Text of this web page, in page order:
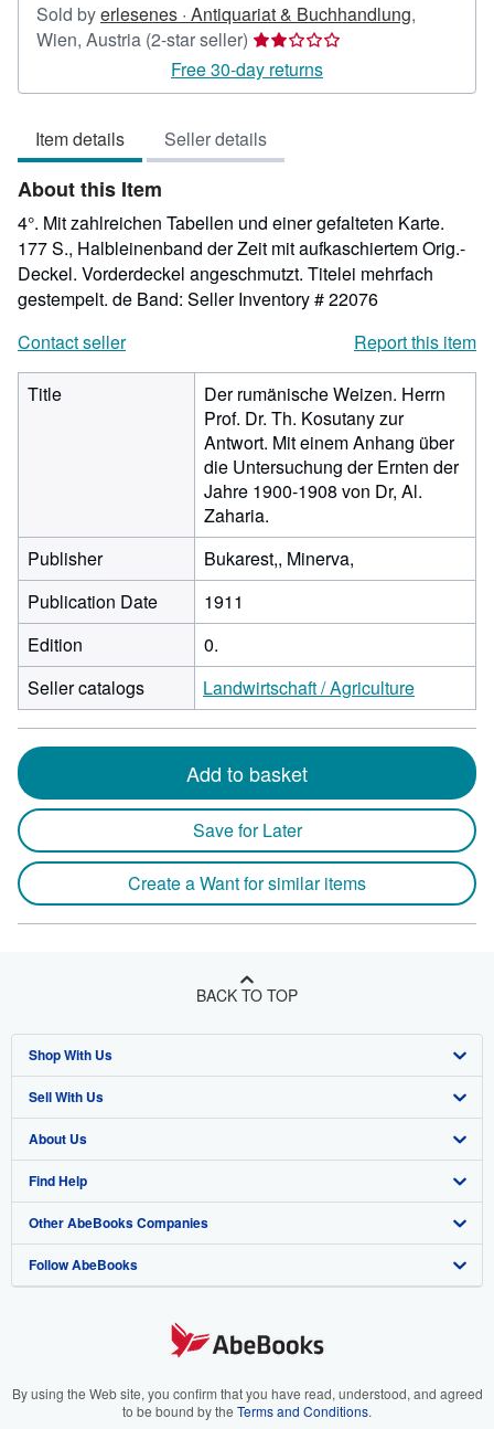
Sold byerlesenes · Antiquariat & Buchhandlung,
Wien, Austria (2-star seller) Seller
rating
2
of
5
Free 30-day returns
Item details Seller details
About this Item
4°. Mit zahlreichen Tabellen und einer gefalteten Karte.
177 S., Halbleinenband der Zeit mit aufkaschiertem Orig.-
Deckel. Vorderdeckel angeschmutzt. Titelei mehrfach
gestempelt. de Band: Seller Inventory # 22076
Contact seller
Report this item
Title
Der rumänische Weizen. Herrn
Prof. Dr. Th. Kosutany zur
Antwort. Mit einem Anhang über
die Untersuchung der Ernten der
Jahre 1900-1908 von Dr, Al.
Zaharia.
Publisher
Bukarest,, Minerva,
Publication Date
1911
Edition
0.
Seller catalogs
Landwirtschaft / Agriculture
Add to basket
Save for Later
Create a Want for similar items
BACK TO TOP
Shop With Us
Advanced Search
Browse Collections
My Account
My Orders
View Basket
Sell With Us
Start Selling
Join Our Affiliate Program
Book Buyback
Refer a seller
About Us
About AbeBooks
Media
Careers
Your Ads Privacy Choices
Find Help
Help
Customer Support
Other AbeBooks Companies
AbeBooks.co.uk
AbeBooks.it
Follow AbeBooks
By using the Web site, you confirm that you have read, understood, and agreed
to be bound by the Terms and Conditions.